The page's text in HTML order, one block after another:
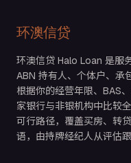
环澳信贷
环澳信贷 Halo Loan 是服
ABN 持有人、个体户、承
根据你的经营年限、BAS
家银行与非银机构中比较
可行路径，覆盖买房、转
语，由持牌经纪人从评估跟